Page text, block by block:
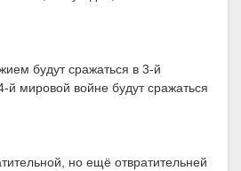
будут сражаться в 3-й
й мировой войне будут сражаться
но ещё отвратительней